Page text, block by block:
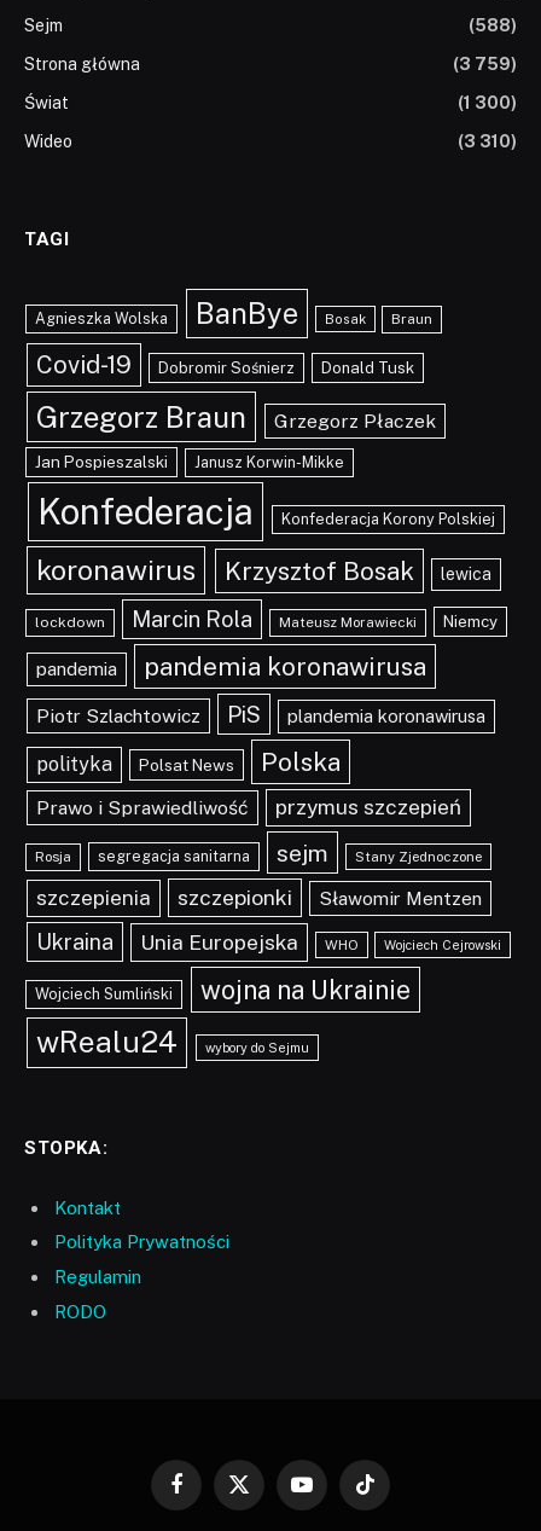
Sejm
(588)
Strona główna
(3 759)
Świat
(1 300)
Wideo
(3 310)
TAGI
Agnieszka Wolska BanBye Bosak Braun
Covid-19 Dobromir Sośnierz Donald Tusk
Grzegorz Braun Grzegorz Płaczek
Jan Pospieszalski Janusz Korwin-Mikke
Konfederacja Konfederacja Korony Polskiej
koronawirus Krzysztof Bosak lewica
lockdown Marcin Rola Mateusz Morawiecki Niemcy
pandemia pandemia koronawirusa
Piotr Szlachtowicz PiS plandemia koronawirusa
polityka Polsat News Polska
Prawo i Sprawiedliwość przymus szczepień
Rosja segregacja sanitarna sejm Stany Zjednoczone
szczepienia szczepionki Sławomir Mentzen
Ukraina Unia Europejska WHO Wojciech Cejrowski
Wojciech Sumliński wojna na Ukrainie
wRealu24 wybory do Sejmu
STOPKA:
Kontakt
Polityka Prywatności
Regulamin
RODO
Facebook
X
YouTubeTikTok